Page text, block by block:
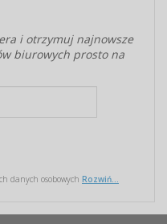
i otrzymuj najnowsze
biurowych prosto na
danych osobowych Rozwiń...